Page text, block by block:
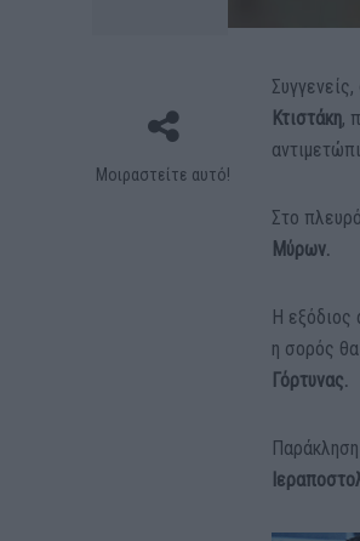
Μοιραστείτε αυτό!
Κτιστάκη,
Στο
Μύρων.
Η εξόδιος
η σορός
Γόρτυνας.